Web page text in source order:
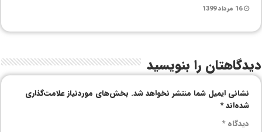
16 مرداد 1399
دیدگاهتان را بنویسید
نشانی ایمیل شما منتشر نخواهد شد. بخش‌های موردنیاز علامت‌گذاری
شده‌اند*
دیدگاه*